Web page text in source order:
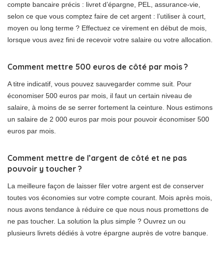
compte bancaire précis : livret d’épargne, PEL, assurance-vie,
selon ce que vous comptez faire de cet argent : l’utiliser à court,
moyen ou long terme ? Effectuez ce virement en début de mois,
lorsque vous avez fini de recevoir votre salaire ou votre allocation.
Comment mettre 500 euros de côté par mois ?
A titre indicatif, vous pouvez sauvegarder comme suit. Pour
économiser 500 euros par mois, il faut un certain niveau de
salaire, à moins de se serrer fortement la ceinture. Nous estimons
un salaire de 2 000 euros par mois pour pouvoir économiser 500
euros par mois.
Comment mettre de l’argent de côté et ne pas
pouvoir y toucher ?
La meilleure façon de laisser filer votre argent est de conserver
toutes vos économies sur votre compte courant. Mois après mois,
nous avons tendance à réduire ce que nous nous promettons de
ne pas toucher. La solution la plus simple ? Ouvrez un ou
plusieurs livrets dédiés à votre épargne auprès de votre banque.